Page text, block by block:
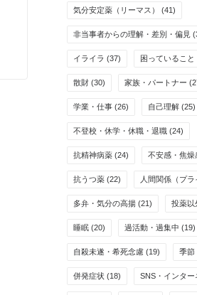
気分安定薬（リーマス） (41)
非当事者からの理解・差別・偏見
イライラ (37) 困っていること
散財 (30) 家族・パートナー
学業・仕事 (26) 自己理解 (25)
不登校・休学・休職・退職 (24)
抗精神病薬 (24) 不安感・焦燥
抗うつ薬 (22) 人間関係（プラ
多弁・気分の高揚 (21) 投薬以
睡眠 (20) 過活動・過集中 (19)
自殺未遂・希死念慮 (19) 季節
併発症状 (18) SNS・インター